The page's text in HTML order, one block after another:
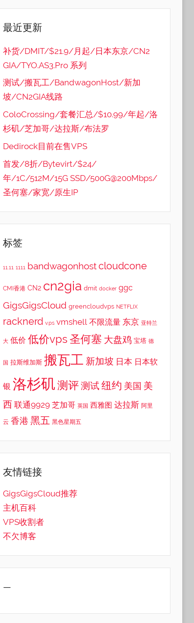
最近更新
补货/DMIT/$21.9/月起/日本东京/CN2
GIA/TYO.AS3.Pro 系列
测试/搬瓦工/BandwagonHost/新加
坡/CN2GIA线路
ColoCrossing/套餐汇总/$10.99/年起/洛
杉矶/芝加哥/达拉斯/布法罗
Dedirock目前在售VPS
首发/8折/Bytevirt/$24/
年/1C/512M/15G SSD/500G@200Mbps/
圣何塞/家宽/原生IP
标签
11.11 1111 bandwagonhostcloudcone
CMI香港 CN2 cn2gia dmit docker ggc
GigsGigsCloud greencloudvps NETFLIX
racknerd v.ps vmshell 不限流量 东京 亚特兰
大 低价 低价vps 圣何塞 大盘鸡 宝塔 德
国 拉斯维加斯 搬瓦工 新加坡 日本 日本软
银 洛杉矶 测评测试纽约 美国 美
西 联通9929 芝加哥 英国 西雅图 达拉斯 阿里
云 香港 黑五 黑色星期五
友情链接
GigsGigsCloud推荐
主机百科
VPS收割者
不欠博客
—